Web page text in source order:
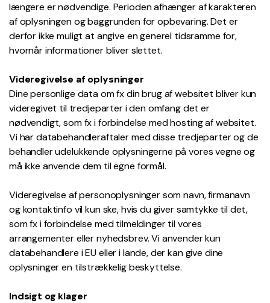
længere er nødvendige. Perioden afhænger af karakteren
af oplysningen og baggrunden for opbevaring. Det er
derfor ikke muligt at angive en generel tidsramme for,
hvornår informationer bliver slettet.
Videregivelse af oplysninger
Dine personlige data om fx din brug af websitet bliver kun
videregivet til tredjeparter i den omfang det er
nødvendigt, som fx i forbindelse med hosting af websitet.
Vi har databehandleraftaler med disse tredjeparter og de
behandler udelukkende oplysningerne på vores vegne og
må ikke anvende dem til egne formål.
Videregivelse af personoplysninger som navn, firmanavn
og kontaktinfo vil kun ske, hvis du giver samtykke til det,
som fx i forbindelse med tilmeldinger til vores
arrangementer eller nyhedsbrev. Vi anvender kun
databehandlere i EU eller i lande, der kan give dine
oplysninger en tilstrækkelig beskyttelse.
Indsigt og klager